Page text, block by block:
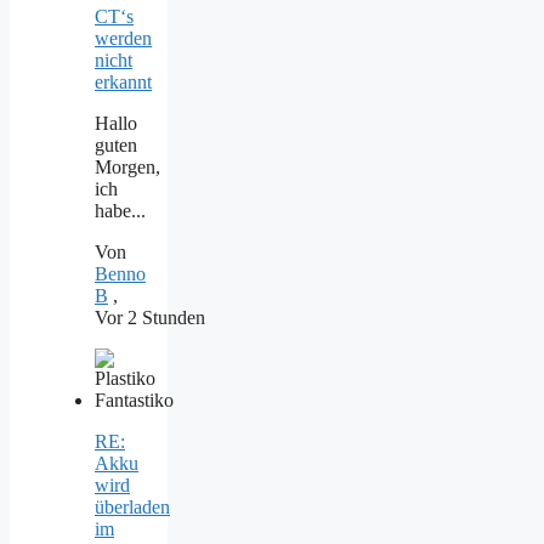
CT‘s
werden
nicht
erkannt
Hallo
guten
Morgen,
ich
habe...
Von
Benno
B ,
Vor 2 Stunden
RE:
Akku
wird
überladen
im